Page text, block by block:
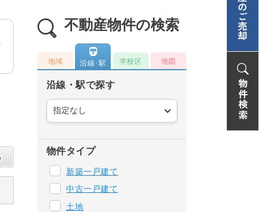
不動産物件の検索
地域 沿線･駅 学校区 地図
沿線・駅で探す
物件タイプ
新築一戸建て
中古一戸建て
土地